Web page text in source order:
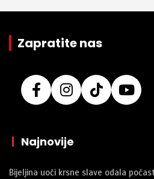
Zapratite nas
| Najnovije
Bijeljina uoči krsne slave odala